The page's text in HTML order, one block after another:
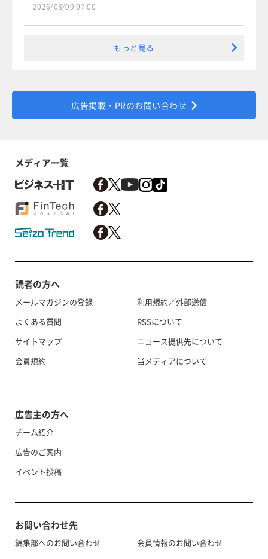
2026/08/09 07:00
もっと見る
広告掲載・PRのお問い合わせ
メディア一覧
読者の方へ
メールマガジンの登録
よくある質問
サイトマップ
会員規約
利用規約／外部送信
RSSについて
ニュース提供先について
当メディアについて
広告主の方へ
チーム紹介
広告のご案内
イベント投稿
お問い合わせ先
編集部へのお問い合わせ
会員情報のお問い合わせ